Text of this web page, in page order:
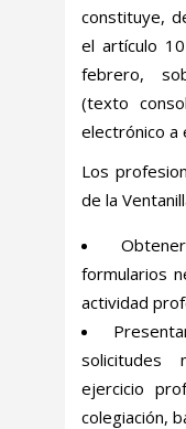
constituye,
el artículo
febrero,
(texto
electrónico a
Los
de la
formularios
actividad
solicitudes
ejercicio
colegiación,